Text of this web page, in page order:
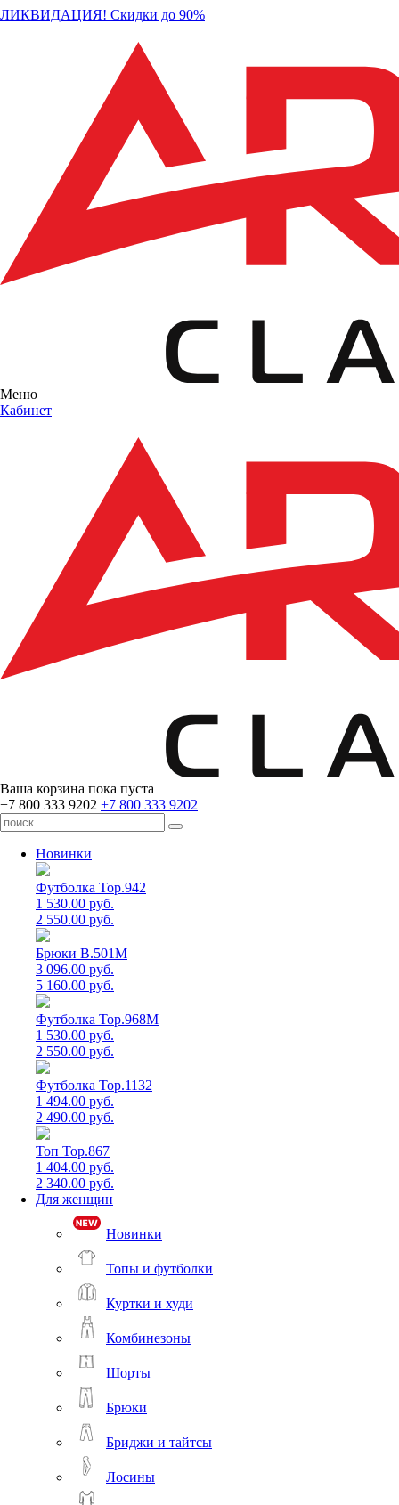
ЛИКВИДАЦИЯ! Скидки до 90%
Меню
Кабинет
Ваша корзина пока пуста
+7 800 333 9202 +7 800 333 9202
Новинки
Футболка Top.942
1 530.00 руб.
2 550.00 руб.
Брюки B.501M
3 096.00 руб.
5 160.00 руб.
Футболка Top.968M
1 530.00 руб.
2 550.00 руб.
Футболка Top.1132
1 494.00 руб.
2 490.00 руб.
Топ Top.867
1 404.00 руб.
2 340.00 руб.
Для женщин
Новинки
Топы и футболки
Куртки и худи
Комбинезоны
Шорты
Брюки
Бриджи и тайтсы
Лосины